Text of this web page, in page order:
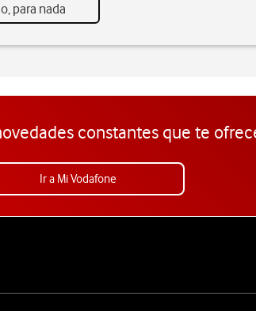
para nada
constantes que te
Ir a Mi Vodafone